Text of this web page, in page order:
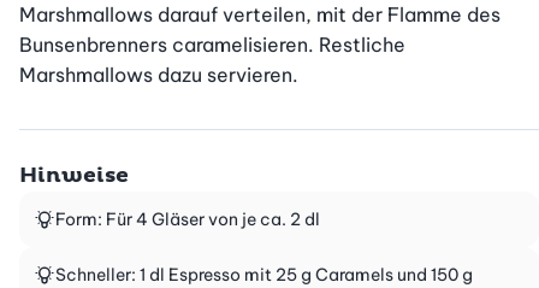
Marshmallows darauf verteilen, mit der Flamme des
Bunsenbrenners caramelisieren. Restliche
Marshmallows dazu servieren.
Hinweise
Form: Für 4 Gläser von je ca. 2 dl
Schneller: 1 dl Espresso mit 25 g Caramels und 150 g